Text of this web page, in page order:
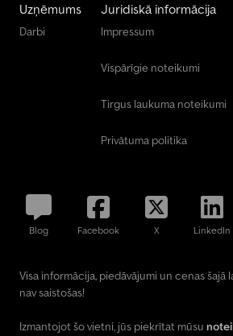
Uzņēmums
Darbi
Juridiskā informācija
Impressum
Vispārīgie noteikumi
Tirgus laukuma noteikumi
Privātuma politika
Blog Facebook X LinkedIn
Visa informācija, piedāvājumi un cenas šajā
nav saistošas!
Izmantojot šo vietni, jūs piekrītat mūsu